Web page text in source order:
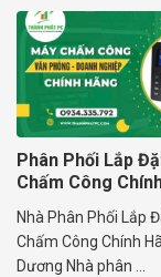
Phân Phối Lắp
Chấm Công
Nhà Phân Phối Lắp
Chấm Công Chính
Dương Nhà phân ...